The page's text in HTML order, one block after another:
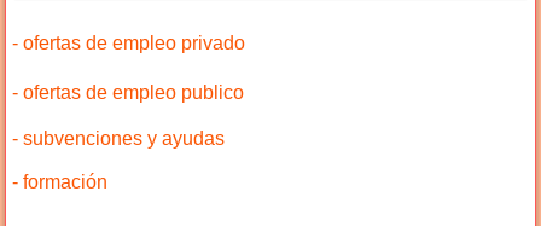
- ofertas de empleo privado
- ofertas de empleo publico
- subvenciones y ayudas
- formación